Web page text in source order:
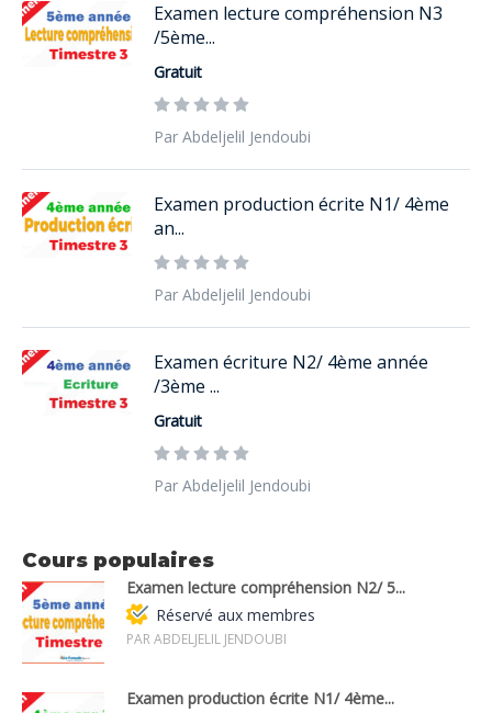
Examen lecture compréhension N3
/5ème...
Gratuit
Par Abdeljelil Jendoubi
Examen production écrite N1/ 4ème
an...
Par Abdeljelil Jendoubi
Examen écriture N2/ 4ème année
/3ème ...
Gratuit
Par Abdeljelil Jendoubi
Cours populaires
Examen lecture compréhension N2/ 5...
Réservé aux membres
PAR ABDELJELIL JENDOUBI
Examen production écrite N1/ 4ème...